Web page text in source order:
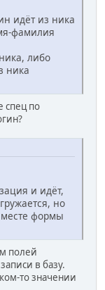
идёт из ника
фамилия
либо
ника
спец по
и идёт,
но
месте формы
полей
в базу.
то значении